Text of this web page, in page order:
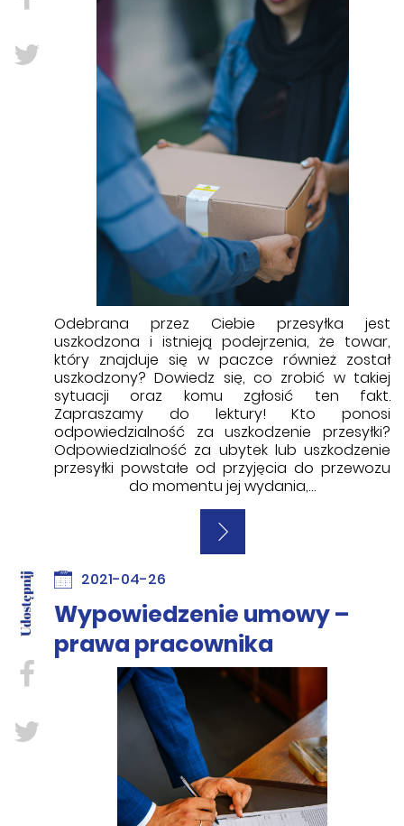
Odebrana przez Ciebie przesyłka jest
uszkodzona i istnieją podejrzenia, że towar,
który znajduje się w paczce również został
uszkodzony? Dowiedz się, co zrobić w takiej
sytuacji oraz komu zgłosić ten fakt.
Zapraszamy do lektury! Kto ponosi
odpowiedzialność za uszkodzenie przesyłki?
Odpowiedzialność za ubytek lub uszkodzenie
przesyłki powstałe od przyjęcia do przewozu
do momentu jej wydania,…
2021-04-26
Wypowiedzenie umowy –
prawa pracownika